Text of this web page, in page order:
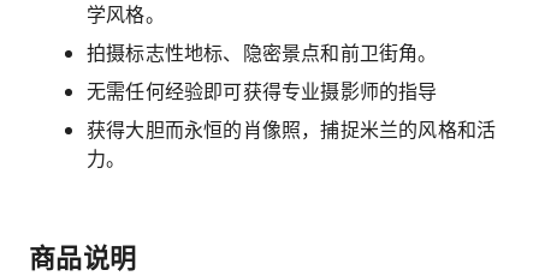
学风格。
拍摄标志性地标、隐密景点和前卫街角。
无需任何经验即可获得专业摄影师的指导
获得大胆而永恒的肖像照，捕捉米兰的风格和活
力。
商品说明